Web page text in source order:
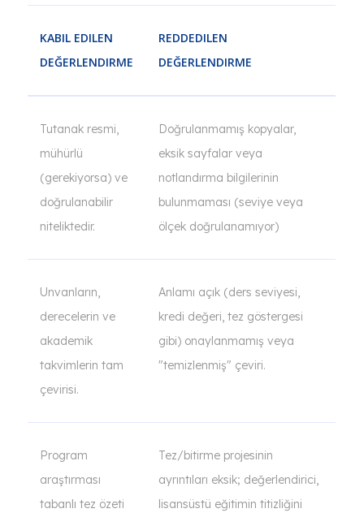
KABIL EDILEN
DEĞERLENDIRME
REDDEDILEN
DEĞERLENDIRME
Tutanak resmi,
mühürlü
(gerekiyorsa) ve
doğrulanabilir
niteliktedir.
Doğrulanmamış kopyalar,
eksik sayfalar veya
notlandırma bilgilerinin
bulunmaması (seviye veya
ölçek doğrulanamıyor)
Unvanların,
derecelerin ve
akademik
takvimlerin tam
çevirisi.
Anlamı açık (ders seviyesi,
kredi değeri, tez göstergesi
gibi) onaylanmamış veya
"temizlenmiş" çeviri.
Program
araştırması
tabanlı tez özeti
Tez/bitirme projesinin
ayrıntıları eksik; değerlendirici,
lisansüstü eğitimin titizliğini